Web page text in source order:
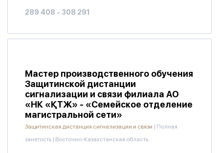
289 408 - 308 291
Мастер производственного обучения
Защитинской дистанции
сигнализации и связи филиала АО
«НК «ҚТЖ» - «Семейское отделение
магистральной сети»
Защитинская дистанция сигнализации и связи | Полная
занятость | Восточно-Казахстанская область